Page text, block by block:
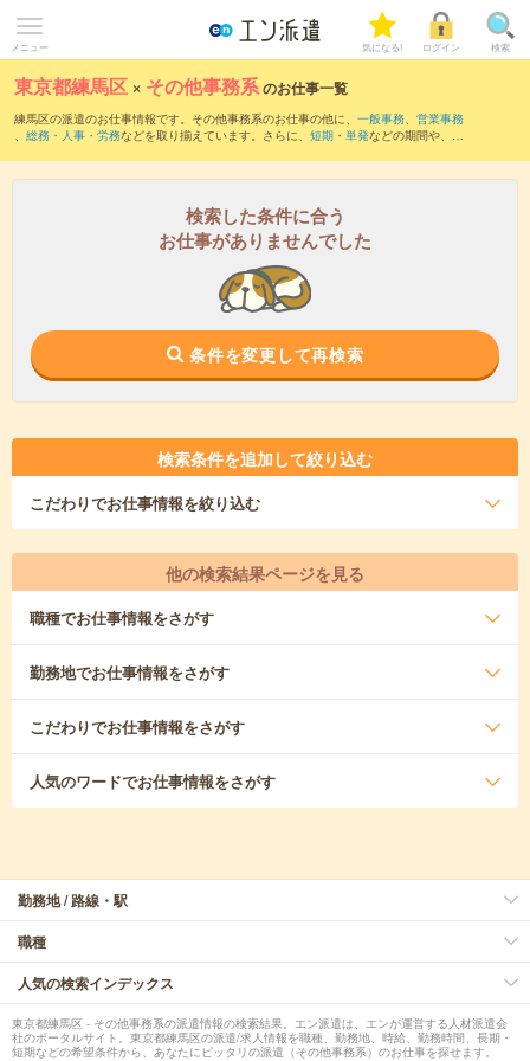
メニュー 気になる! ログイン 検索
東京都練馬区 × その他事務系のお仕事一覧
練馬区の派遣のお仕事情報です。その他事務系のお仕事の他に、 一般事務、 営業事務
、 総務・人事・労務などを取り揃えています。さらに、 短期 ・ 単発などの期間や、 職
検索した条件に合う
お仕事がありませんでした
条件を変更して再検索
検索条件を追加して絞り込む
こだわりでお仕事情報を絞り込む
他の検索結果ページを見る
職種でお仕事情報をさがす
勤務地でお仕事情報をさがす
こだわりでお仕事情報をさがす
人気のワードでお仕事情報をさがす
勤務地 / 路線・駅
職種
人気の検索インデックス
東京都練馬区 - その他事務系の派遣情報の検索結果。エン派遣は、エンが運営する人材派遣会
社のポータルサイト。東京都練馬区の派遣/求人情報を職種、勤務地、時給、勤務時間、長期・
短期などの希望条件から、あなたにピッタリの派遣（その他事務系）のお仕事を探せます。